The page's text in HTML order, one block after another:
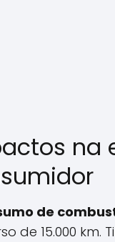
na
de
de 15.000 km.